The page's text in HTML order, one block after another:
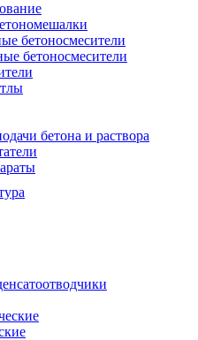
бетоносмесители
бетоносмесители
бетона и раствора